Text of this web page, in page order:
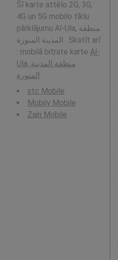
Šī karte attēlo 2G, 3G,
4G un 5G mobilo tīklu
pārklājumu Al-Ula, منطقة
المدينة المنورة . Skatīt arī
: mobilā bitrate karte Al-
Ula, منطقة المدينة
المنورة
stc Mobile
Mobily Mobile
Zain Mobile